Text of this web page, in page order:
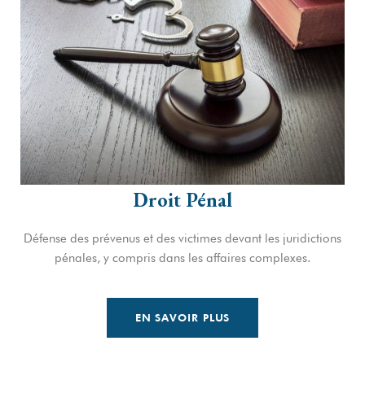
Droit Pénal
Défense des prévenus et des victimes devant les juridictions
pénales, y compris dans les affaires complexes.
EN SAVOIR PLUS